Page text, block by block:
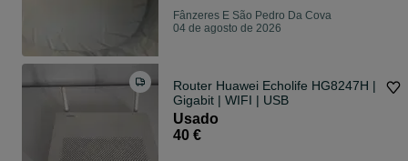
Fânzeres E São Pedro Da Cova
04 de agosto de 2026
Router Huawei Echolife HG8247H |
Gigabit | WIFI | USB
Usado
40 €